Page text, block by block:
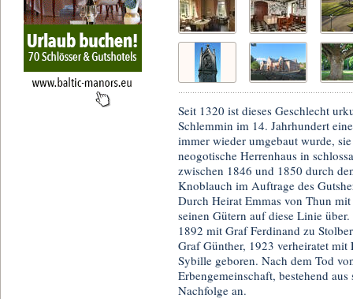
Seit 1320 ist dieses Geschlecht
Schlemmin im 14. Jahrhundert
immer wieder umgebaut wurde,
neogotische Herrenhaus in
zwischen 1846 und 1850 durch
Knoblauch im Auftrage des
Durch Heirat Emmas von Thun
seinen Gütern auf diese Linie
1892 mit Graf Ferdinand zu
Graf Günther, 1923 verheiratet
Sybille geboren. Nach dem Tod
Erbengemeinschaft, bestehend
Nachfolge an.